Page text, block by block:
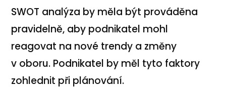
SWOT analýza by měla být prováděna
pravidelně, aby podnikatel mohl
reagovat na nové trendy a změny
v oboru. Podnikatel by měl tyto faktory
zohlednit při plánování.